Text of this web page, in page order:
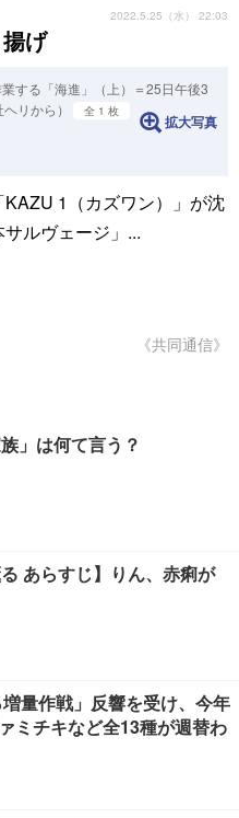
げ
2022.5.25（水） 22:03
する「海進」（上）＝25日午後3
リから）
全 1 枚
拡大写真
1（カズワン）」が沈
ルヴェージ」...
《共同通信》
」は何て言う？
る あらすじ】りん、赤痢が
量作戦」反響を受け、今年
ミチキなど全13種が週替わ